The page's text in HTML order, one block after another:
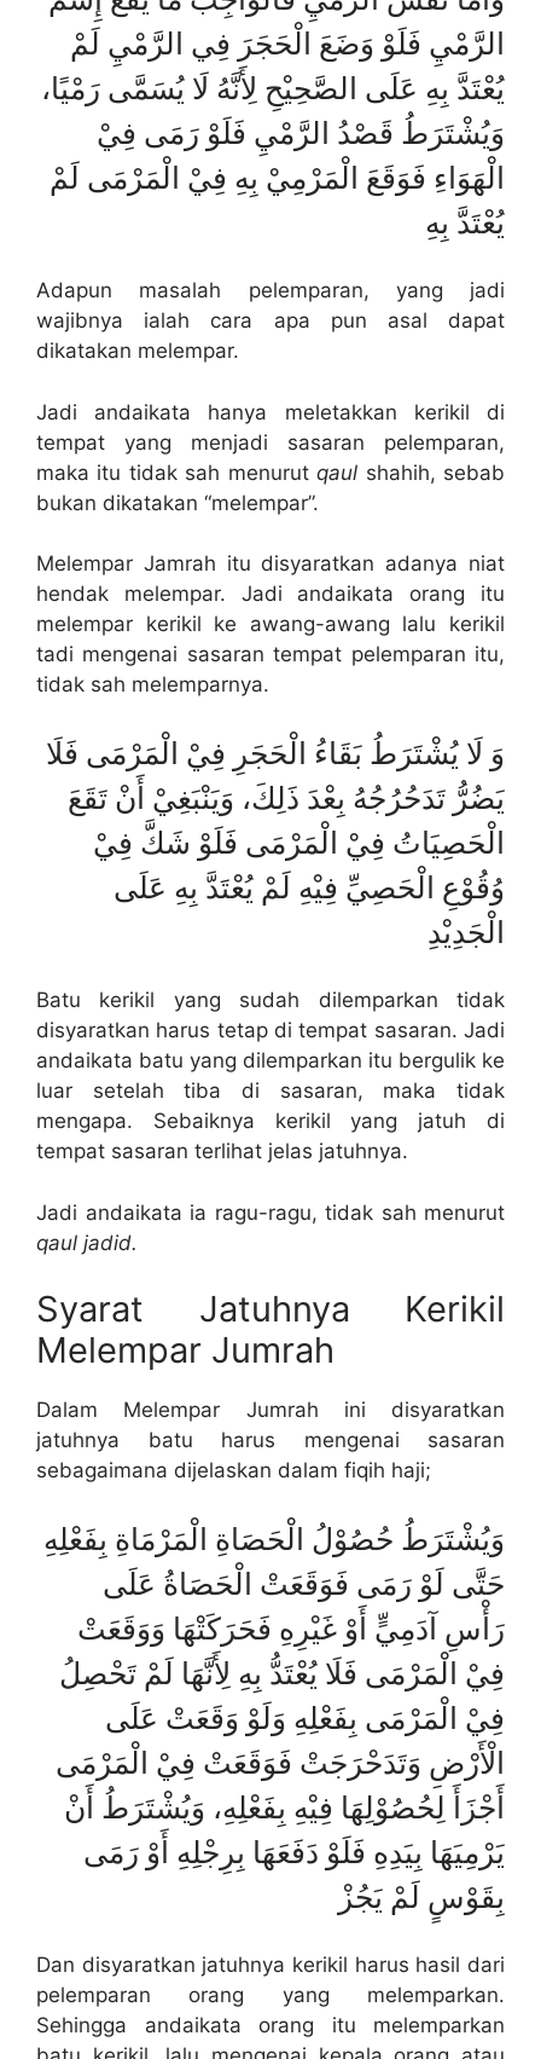
الرَّمْيِ فَلَوْ وَضَعَ الْحَجَرَ فِي الرَّمْيِ لَمْ
يُعْتَدَّ بِهِ عَلَى الصَّحِيْحِ لِأَنَّهُ لَا يُسَمَّى رَمْيًا،
وَيُشْتَرَطُ قَصْدُ الرَّمْيِ فَلَوْ رَمَى فِيْ
الْهَوَاءِ فَوَقَعَ الْمَرْمِيْ بِهِ فِيْ الْمَرْمَى لَمْ
يُعْتَدَّ بِهِ
Adapun masalah pelemparan, yang jadi
wajibnya ialah cara apa pun asal dapat
dikatakan melempar.
Jadi andaikata hanya meletakkan kerikil di
tempat yang menjadi sasaran pelemparan,
maka itu tidak sah menurutqaul shahih, sebab
bukan dikatakan “melempar”.
Melempar Jamrah itu disyaratkan adanya niat
hendak melempar. Jadi andaikata orang itu
melempar kerikil ke awang-awang lalu kerikil
tadi mengenai sasaran tempat pelemparan itu,
tidak sah melemparnya.
وَ لَا يُشْتَرَطُ بَقَاءُ الْحَجَرِ فِيْ الْمَرْمَى فَلَا
يَضُرُّ تَدَحُرُجُهُ بِعْدَ ذَلِكَ، وَيَنْبَغِيْ أَنْ تَقَعَ
الْحَصِيَاتُ فِيْ الْمَرْمَى فَلَوْ شَكَّ فِيْ
وُقُوْعِ الْحَصِيِّ فِيْهِ لَمْ يُعْتَدَّ بِهِ عَلَى
الْجَدِيْدِ
Batu kerikil yang sudah dilemparkan tidak
disyaratkan harus tetap di tempat sasaran. Jadi
andaikata batu yang dilemparkan itu bergulik ke
luar setelah tiba di sasaran, maka tidak
mengapa. Sebaiknya kerikil yang jatuh di
tempat sasaran terlihat jelas jatuhnya.
Jadi andaikata ia ragu-ragu, tidak sah menurut
qaul jadid.
Syarat Jatuhnya Kerikil
Melempar Jumrah
Dalam Melempar Jumrah ini disyaratkan
jatuhnya batu harus mengenai sasaran
sebagaimana dijelaskan dalam fiqih haji;
وَيُشْتَرَطُ حُصُوْلُ الْحَصَاةِ الْمَرْمَاةِ بِفَعْلِهِ
حَتَّى لَوْ رَمَى فَوَقَعَتْ الْحَصَاةُ عَلَى
رَأْسِ آدَمِيٍّ أَوْ غَيْرِهِ فَحَرَكَتْهَا وَوَقَعَتْ
فِيْ الْمَرْمَى فَلَا يُعْتَدُّ بِهِ لِأَنَّهَا لَمْ تَحْصِلُ
فِيْ الْمَرْمَى بِفَعْلِهِ وَلَوْ وَقَعَتْ عَلَى
الْأَرْضِ وَتَدَحْرَجَتْ فَوَقَعَتْ فِيْ الْمَرْمَى
أَجْزَأَ لِحُصُوْلِهَا فِيْهِ بِفَعْلِهِ، وَيُشْتَرَطُ أَنْ
يَرْمِيَهَا بِيَدِهِ فَلَوْ دَفَعَهَا بِرِجْلِهِ أَوْ رَمَى
بِقَوْسٍ لَمْ يَجُزْ
Dan disyaratkan jatuhnya kerikil harus hasil dari
pelemparan orang yang melemparkan.
Sehingga andaikata orang itu melemparkan